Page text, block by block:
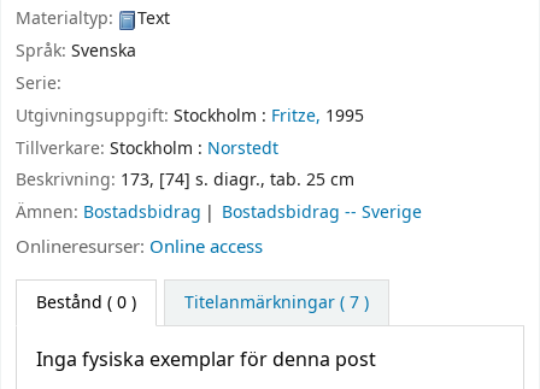
Materialtyp:
Text
Språk: Svenska
Serie:
Utgivningsuppgift: Stockholm : Fritze, 1995
Tillverkare: Stockholm : Norstedt
Beskrivning: 173, [74] s. diagr., tab. 25 cm
Ämnen: Bostadsbidrag Bostadsbidrag -- Sverige
Onlineresurser: Online access
Bestånd ( 0 ) Titelanmärkningar ( 7 )
Inga fysiska exemplar för denna post